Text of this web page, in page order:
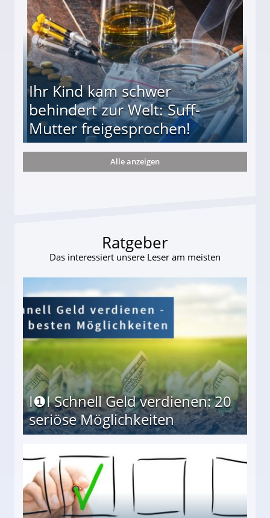
Ihr Kind kam schwer
behindert zur Welt: Suff-
Mutter freigesprochen!
Mutter freigesprochen!
Alle anzeigen
Ratgeber
Das interessiert unsere Leser am meisten
I❶I Schnell Geld verdienen: 20
seriöse Möglichkeiten